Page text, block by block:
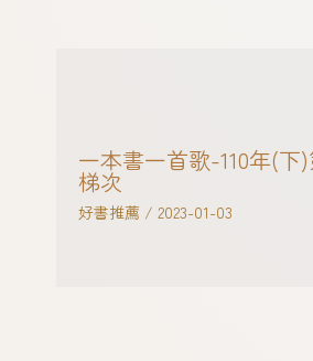
一本書一首歌-110年(下
梯次
好書推薦 / 2023-01-03